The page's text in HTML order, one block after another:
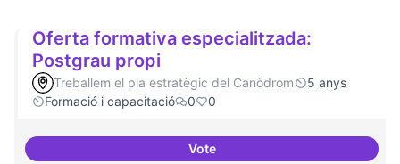
Oferta formativa especialitzada:
Postgrau propi
Treballem el pla estratègic del Canòdrom
5 anys
Formació i capacitació
0 0
VoteOferta formativa